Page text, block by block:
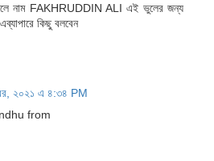
নাম FAKHRUDDIN ALI এই ভুলের জন্য
কিছু বলবেন
২০২১ এ ৪:৩৪ PM
from